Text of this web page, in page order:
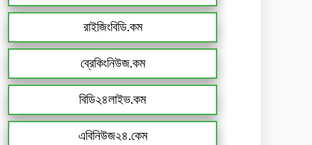
রাইজিংবিডি.কম
ব্রেকিংনিউজ.কম
বিডি২৪লাইভ.কম
এবিনিউজ২৪.কেম